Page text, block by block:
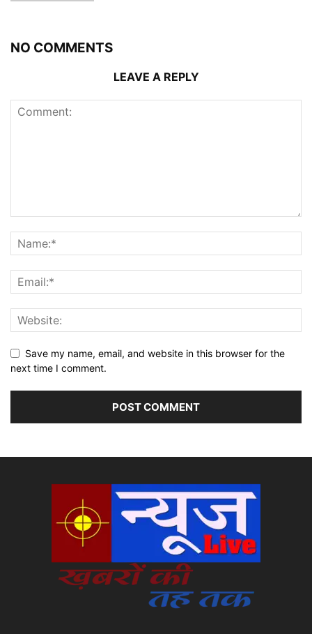
NO COMMENTS
LEAVE A REPLY
Save my name, email, and website in this browser for the
next time I comment.